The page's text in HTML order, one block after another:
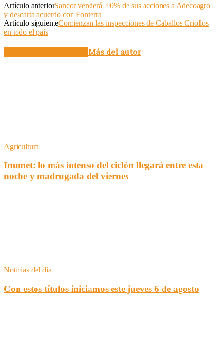
Artículo anteriorSancor venderá 90% de sus acciones a Adecoagro
y descarta acuerdo con Fonterra
Artículo siguienteComienzan las inspecciones de Caballos Criollos
en todo el país
Más del autor
Agricultura
Inumet: lo más intenso del ciclón llegará entre esta
noche y madrugada del viernes
Noticias del día
Con estos títulos iniciamos este jueves 6 de agosto